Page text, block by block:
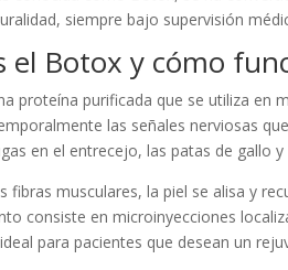
siempre bajo supervisión
el Botox y cómo
proteína purificada que se utiliza en
las señales nerviosas
en el entrecejo, las patas de gallo
fibras musculares, la piel se alisa y
consiste en microinyecciones
para pacientes que desean un